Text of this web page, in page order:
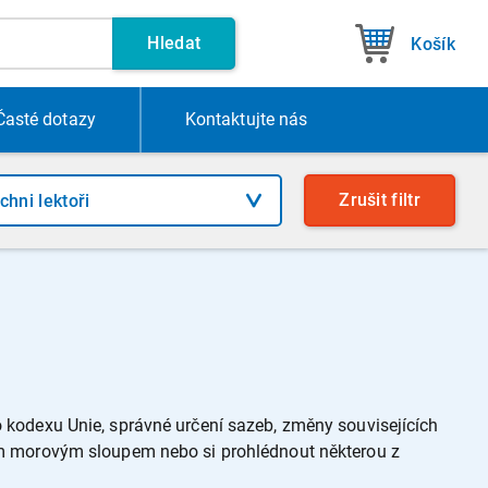
Hledat Košík
dotazy Kontaktujte nás
Zrušit filtr
Unie, správné určení sazeb, změny souvisejících
sloupem nebo si prohlédnout některou z